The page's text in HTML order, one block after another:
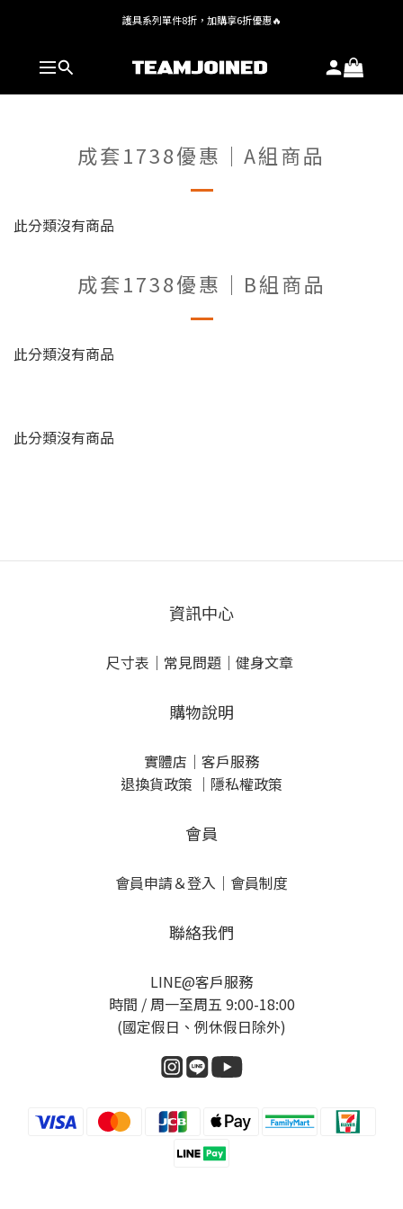
全館 $1,380 即享免運
護具系列單件8折，加購享6折優惠🔥
全館 $1,380 即享免運
成套1738優惠｜A組商品
此分類沒有商品
成套1738優惠｜B組商品
此分類沒有商品
此分類沒有商品
資訊中心
尺寸表 ｜ 常見問題 ｜ 健身文章
購物說明
實體店 ｜ 客戶服務
退換貨政策 ｜ 隱私權政策
會員
會員申請＆登入 ｜ 會員制度
聯絡我們
LINE@客戶服務
時間 / 周一至周五 9:00-18:00
(國定假日、例休假日除外)